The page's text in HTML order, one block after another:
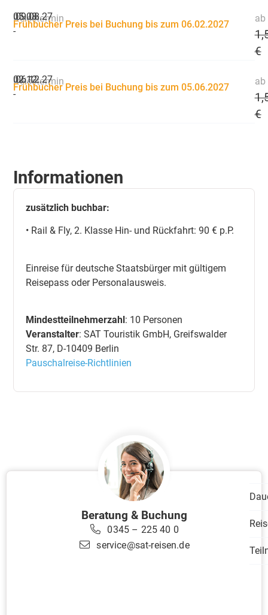
Reisetermin
05.08.
-
09.08.27
Frühbucher Preis bei Buchung bis zum 06.02.2027
ab
€
Reisetermin
02.12.
-
06.12.27
Frühbucher Preis bei Buchung bis zum 05.06.2027
ab
€
Informationen
zusätzlich buchbar:
• Rail & Fly, 2. Klasse Hin- und Rückfahrt: 90 € p.P.
Einreise für deutsche Staatsbürger mit gültigem
Reisepass oder Personalausweis.
Mindestteilnehmerzahl : 10 Personen
Veranstalter: SAT Touristik GmbH, Greifswalder
Str. 87, D-10409 Berlin
Pauschalreise-Richtlinien
Beratung & Buchung
0345 – 225 40 0
service@sat-reisen.de